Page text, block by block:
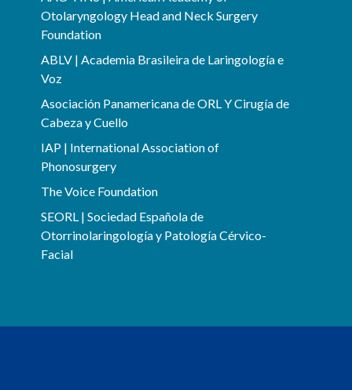
Otolaryngology Head and Neck Surgery
Foundation
ABLV | Academia Brasileira de Laringología e
Voz
Asociación Panamericana de ORL Y Cirugía de
Cabeza y Cuello
IAP | International Association of
Phonosurgery
The Voice Foundation
SEORL | Sociedad Española de
Otorrinolaringología y Patología Cérvico-
Facial